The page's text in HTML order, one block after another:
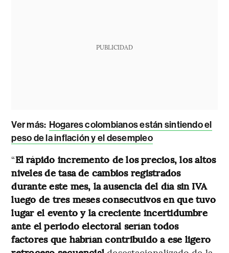
PUBLICIDAD
Ver más: Hogares colombianos están sintiendo el
peso de la inflación y el desempleo
“El rápido incremento de los precios, los altos
niveles de tasa de cambios registrados
durante este mes, la ausencia del día sin IVA
luego de tres meses consecutivos en que tuvo
lugar el evento y la creciente incertidumbre
ante el periodo electoral serían todos
factores que habrían contribuido a ese ligero